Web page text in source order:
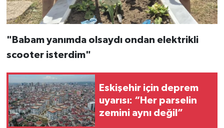
"Babam yanımda olsaydı ondan elektrikli
scooter isterdim"
Eskişehir için deprem
uyarısı: “Her parselin
zemini aynı değil”